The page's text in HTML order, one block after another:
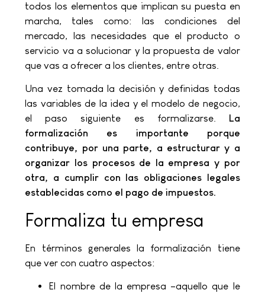
todos los elementos que implican su puesta en
marcha, tales como: las condiciones del
mercado, las necesidades que el producto o
servicio va a solucionar y la propuesta de valor
que vas a ofrecer a los clientes, entre otras.
Una vez tomada la decisión y definidas todas
las variables de la idea y el modelo de negocio,
el paso siguiente es formalizarse. La
formalización es importante porque
contribuye, por una parte, a estructurar y a
organizar los procesos de la empresa y por
otra, a cumplir con las obligaciones legales
establecidas como el pago de impuestos.
Formaliza tu empresa
En términos generales la formalización tiene
que ver con cuatro aspectos:
El nombre de la empresa –aquello que le